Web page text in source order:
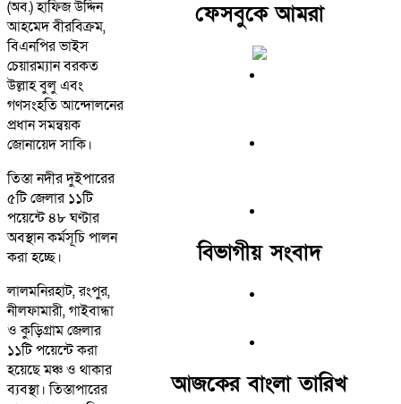
(অব.) হাফিজ উদ্দিন
আহমেদ বীরবিক্রম,
বিএনপির ভাইস
চেয়ারম্যান বরকত
উল্লাহ বুলু এবং
গণসংহতি আন্দোলনের
প্রধান সমন্বয়ক
জোনায়েদ সাকি।
তিস্তা নদীর দুইপারের
৫টি জেলার ১১টি
পয়েন্টে ৪৮ ঘণ্টার
অবস্থান কর্মসূচি পালন
করা হচ্ছে।
লালমনিরহাট, রংপুর,
নীলফামারী, গাইবান্ধা
ও কুড়িগ্রাম জেলার
১১টি পয়েন্টে করা
হয়েছে মঞ্চ ও থাকার
ব্যবস্থা। তিস্তাপারের
ফেসবুকে আমরা
বিভাগীয় সংবাদ
আজকের বাংলা তারিখ